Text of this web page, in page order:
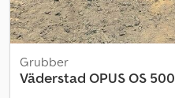
Grubber
Väderstad OPUS OS 500